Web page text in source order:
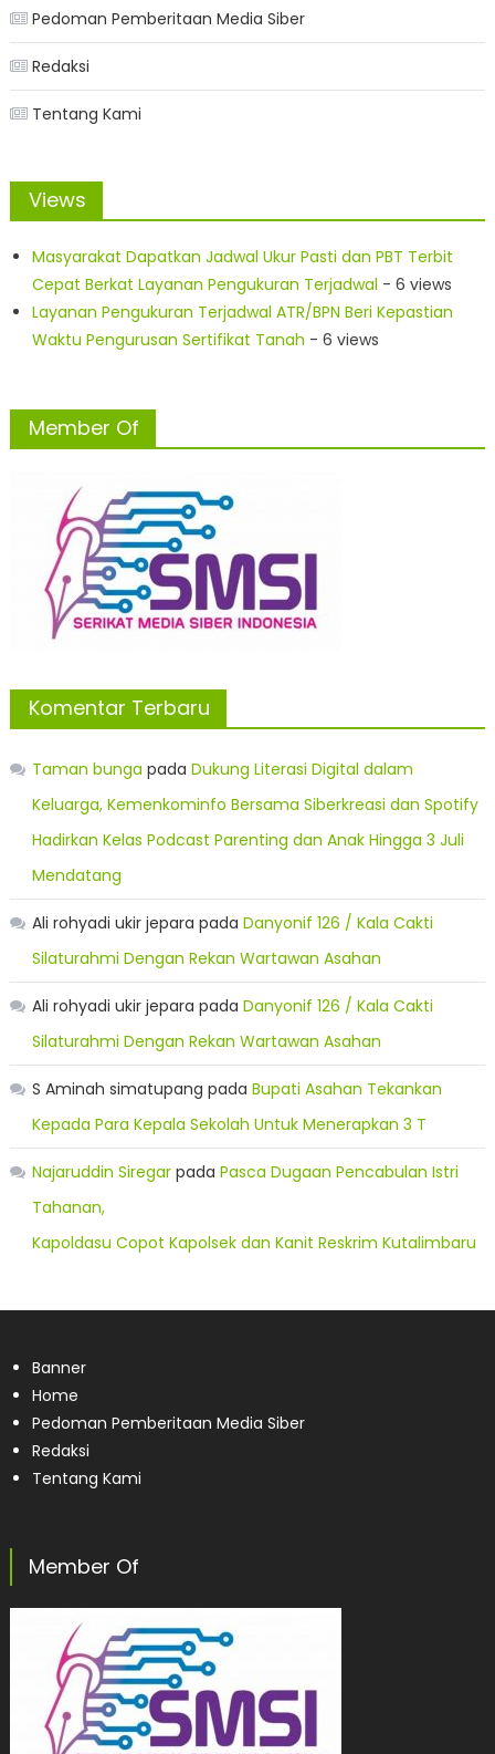
Pedoman Pemberitaan Media Siber
Redaksi
Tentang Kami
Views
Masyarakat Dapatkan Jadwal Ukur Pasti dan PBT Terbit
Cepat Berkat Layanan Pengukuran Terjadwal - 6 views
Layanan Pengukuran Terjadwal ATR/BPN Beri Kepastian
Waktu Pengurusan Sertifikat Tanah - 6 views
Member Of
Komentar Terbaru
Taman bunga pada Dukung Literasi Digital dalam
Keluarga, Kemenkominfo Bersama Siberkreasi dan Spotify
Hadirkan Kelas Podcast Parenting dan Anak Hingga 3 Juli
Mendatang
Ali rohyadi ukir jepara pada Danyonif 126 / Kala Cakti
Silaturahmi Dengan Rekan Wartawan Asahan
Ali rohyadi ukir jepara pada Danyonif 126 / Kala Cakti
Silaturahmi Dengan Rekan Wartawan Asahan
S Aminah simatupang pada Bupati Asahan Tekankan
Kepada Para Kepala Sekolah Untuk Menerapkan 3 T
Najaruddin Siregarpada Pasca Dugaan Pencabulan Istri
Tahanan,
Kapoldasu Copot Kapolsek dan Kanit Reskrim Kutalimbaru
Banner
Home
Pedoman Pemberitaan Media Siber
Redaksi
Tentang Kami
Member Of